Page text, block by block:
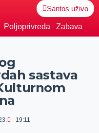
Santos uživo
Poljoprivreda Zabava
sastava
19:11